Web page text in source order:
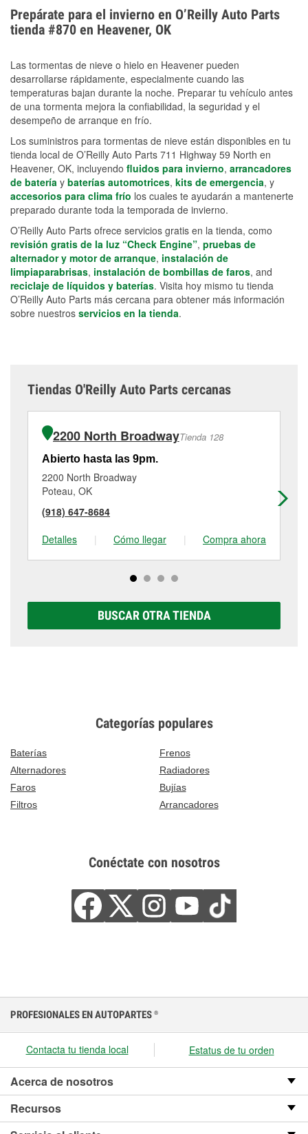
el sobrecalentamiento en condiciones de frío
extremo. Aprende cómo comprobar la protección
anticongelante en nuestra sección How-To.
Prepárate para el invierno en O’Reilly Auto Parts
tienda #870 en Heavener, OK
Las tormentas de nieve o hielo en Heavener pueden
desarrollarse rápidamente, especialmente cuando las
temperaturas bajan durante la noche. Preparar tu vehículo antes
de una tormenta mejora la confiabilidad, la seguridad y el
desempeño de arranque en frío.
Los suministros para tormentas de nieve están disponibles en tu
tienda local de O’Reilly Auto Parts 711 Highway 59 North en
Heavener, OK, incluyendo fluidos para invierno, arrancadores
de batería y baterías automotrices, kits de emergencia, y
accesorios para clima frío los cuales te ayudarán a mantenerte
preparado durante toda la temporada de invierno.
O’Reilly Auto Parts ofrece servicios gratis en la tienda, como
revisión gratis de la luz “Check Engine”, pruebas de
alternador y motor de arranque, instalación de
limpiaparabrisas, instalación de bombillas de faros, and
reciclaje de líquidos y baterías. Visita hoy mismo tu tienda
O’Reilly Auto Parts más cercana para obtener más información
sobre nuestros servicios en la tienda.
Tiendas O'Reilly Auto Parts cercanas
2200 North BroadwayTienda 128
Abierto hasta las 9pm.
2200 North Broadway
Poteau, OK
(918) 647-8684
Detalles
| Cómo llegar | Compra ahora
BUSCAR OTRA TIENDA
Categorías populares
Baterías
Frenos
Alternadores
Radiadores
Faros
Bujías
Filtros
Arrancadores
Conéctate con nosotros
PROFESIONALES EN AUTOPARTES ®
Contacta tu tienda local Estatus de tu orden
Acerca de nosotros
Recursos